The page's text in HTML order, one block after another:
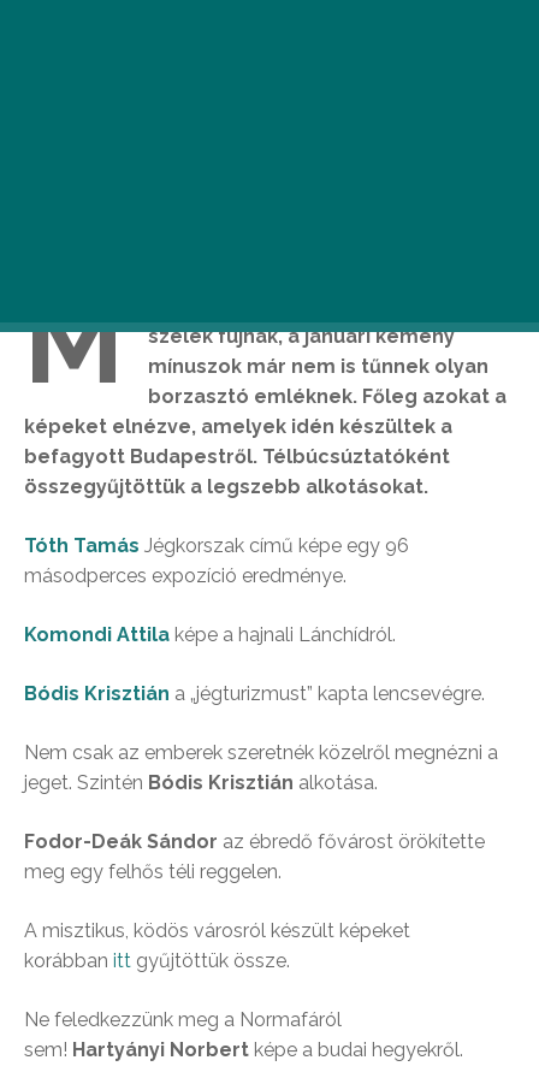
M
szelek fújnak, a januári kemény
mínuszok már nem is tűnnek olyan
borzasztó emléknek. Főleg azokat a
képeket elnézve, amelyek idén készültek a
befagyott Budapestről. Télbúcsúztatóként
összegyűjtöttük a legszebb alkotásokat.
Tóth Tamás Jégkorszak című képe egy 96
másodperces expozíció eredménye.
Komondi Attila képe a hajnali Lánchídról.
Bódis Krisztián a „jégturizmust” kapta lencsevégre.
Nem csak az emberek szeretnék közelről megnézni a
jeget. Szintén Bódis Krisztián alkotása.
Fodor-Deák Sándor az ébredő fővárost örökítette
meg egy felhős téli reggelen.
A misztikus, ködös városról készült képeket
korábban itt gyűjtöttük össze.
Ne feledkezzünk meg a Normafáról
sem! Hartyányi Norbert képe a budai hegyekről.